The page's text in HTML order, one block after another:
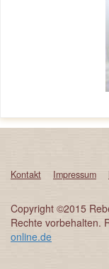
Kontakt Impressum
Copyright ©2015
Rechte vorbehalten.
online.de